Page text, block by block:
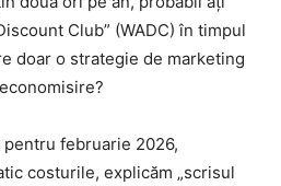
Club” (WADC) în timpul
doar o strategie de marketing
februarie 2026,
costurile, explicăm „scrisul